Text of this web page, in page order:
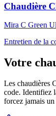
Chaudière
Mira C Green
Entretien de la
Votre
Les chaudières
code. Identifiez
forcez jamais